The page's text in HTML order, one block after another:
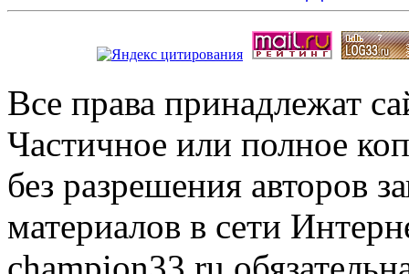
Все права принадлежат
Частичное или полное
без разрешения авторов
материалов в сети